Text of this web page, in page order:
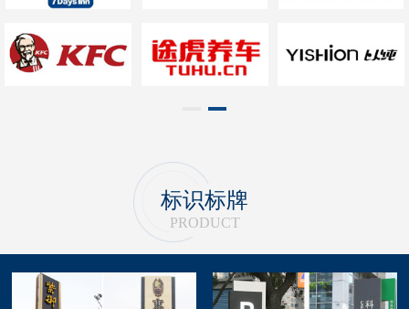
标识标牌
PRODUCT